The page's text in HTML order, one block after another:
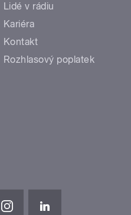
Lidé v rádiu
Kariéra
Kontakt
Rozhlasový poplatek